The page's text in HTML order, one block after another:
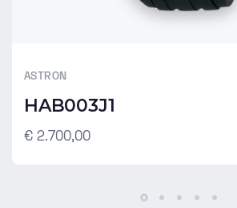
ASTRON
HAB003J1
€ 2.700,00